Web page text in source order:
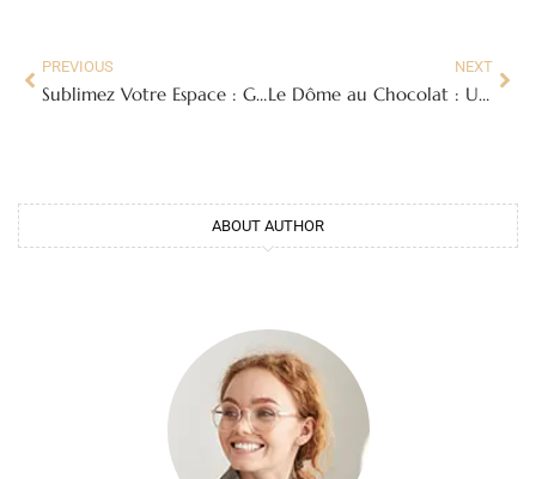
PREVIOUS
Sublimez Votre Espace : Guide Ultime de la Salle de Bains Travertin
NEXT
Le Dôme au Chocolat : Un Chef-d’Œuvre Pâtissier à la Portée de Tous
ABOUT AUTHOR